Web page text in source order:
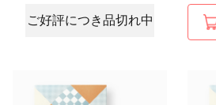
ご好評につき品切れ中